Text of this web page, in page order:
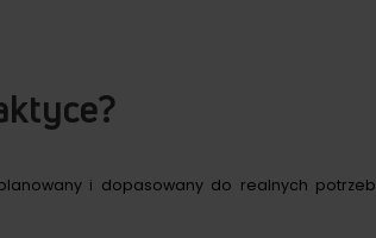
i dopasowany do realnych potrzeb